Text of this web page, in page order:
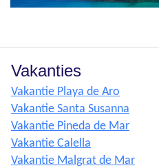
Vakanties
Vakantie Playa de Aro
Vakantie Santa Susanna
Vakantie Pineda de Mar
Vakantie Calella
Vakantie Malgrat de Mar